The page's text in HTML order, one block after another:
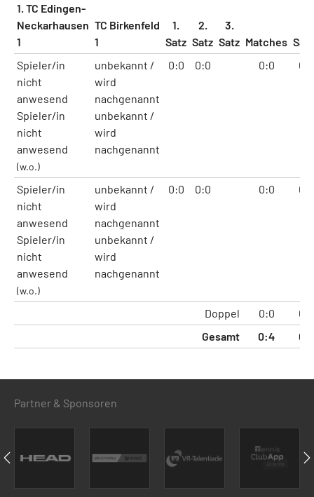
1. TC Edingen-
Neckarhausen
1
TC Birkenfeld
1
1.
Satz
2.
Satz
3.
Satz Matches
Spieler/in
nicht
anwesend
Spieler/in
nicht
anwesend
(w.o.)
unbekannt /
wird
nachgenannt
unbekannt /
wird
nachgenannt
0:0 0:0 0:0 0:2
Spieler/in
nicht
anwesend
Spieler/in
nicht
anwesend
(w.o.)
unbekannt /
wird
nachgenannt
unbekannt /
wird
nachgenannt
0:0 0:0 0:0 0:2
Doppel 0:0
0:4
Gesamt
0:4
Partner & Sponsoren